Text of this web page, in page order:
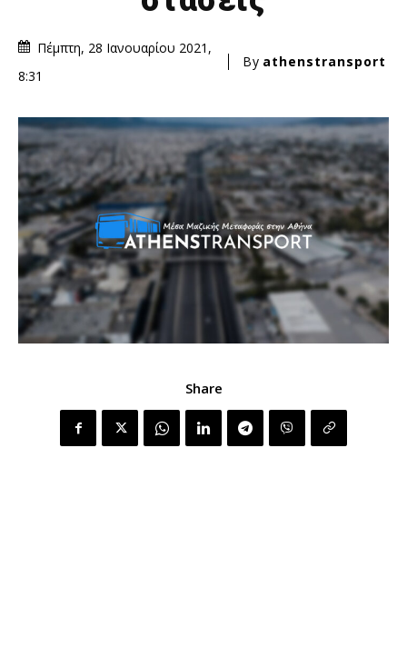
Πέμπτη, 28 Ιανουαρίου 2021,
8:31
By athenstransport
Share